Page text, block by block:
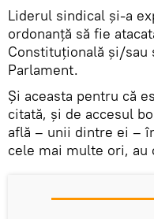
Liderul sindical și-a
ordonanță să fie
Constituțională și/sau
Parlament.
Și aceasta pentru că
citată, și de accesul
află – unii dintre ei –
cele mai multe ori,